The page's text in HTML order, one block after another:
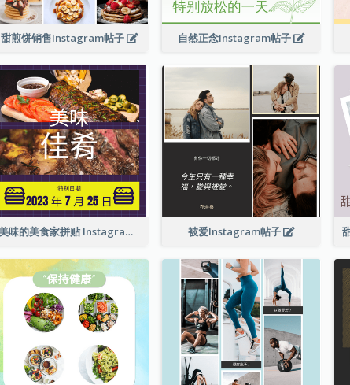
甜煎饼销售Instagram帖子 自然正念Instagram帖子
美味的美食家拼贴 Instagram 帖子 被爱Instagram帖子